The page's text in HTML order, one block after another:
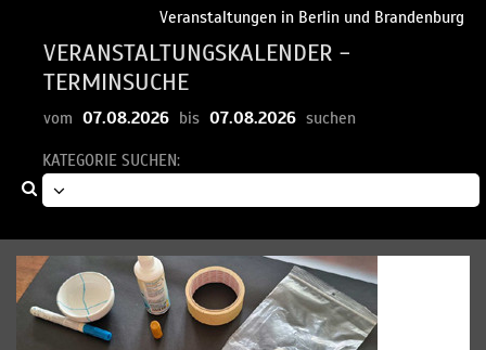
Veranstaltungen in Berlin und Brandenburg
VERANSTALTUNGSKALENDER -
TERMINSUCHE
vom 07.08.2026 bis 07.08.2026 suchen
KATEGORIE SUCHEN: